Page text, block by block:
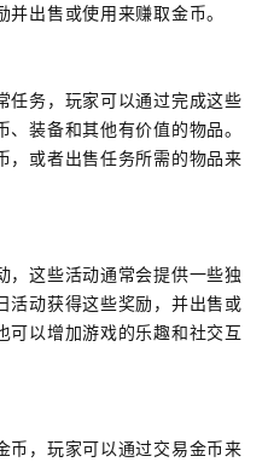
出售或使用来赚取金币。
任务，玩家可以通过完成这些
装备和其他有价值的物品。
，或者出售任务所需的物品来
，这些活动通常会提供一些独
活动获得这些奖励，并出售或
可以增加游戏的乐趣和社交互
币，玩家可以通过交易金币来